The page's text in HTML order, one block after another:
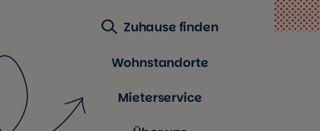
Zuhause finden
Wohnstandorte
Mieterservice